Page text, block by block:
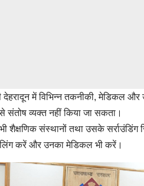
देहरादून में विभिन्न तकनीकी, मेडिकल
से संतोष व्यक्त नहीं किया जा सकता।
शैक्षणिक संस्थानों तथा उसके सर्राउंडिंग
करें और उनका मेडिकल भी करें।